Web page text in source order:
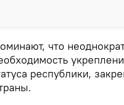
что
республики,